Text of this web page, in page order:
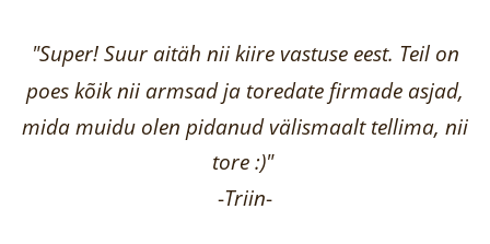
"Super! Suur aitäh nii kiire vastuse eest. Teil on
poes kõik nii armsad ja toredate firmade asjad,
mida muidu olen pidanud välismaalt tellima, nii
tore :)"
-Triin-